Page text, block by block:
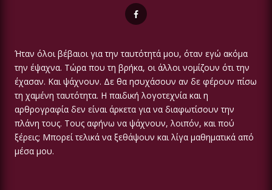
Ήταν όλοι βέβαιοι για την ταυτότητά μου, όταν εγώ ακόμα
την έψαχνα. Τώρα που τη βρήκα, οι άλλοι νομίζουν ότι την
έχασαν. Και ψάχνουν. Δε θα ησυχάσουν αν δε φέρουν πίσω
τη χαμένη ταυτότητα. Η παιδική λογοτεχνία και η
αρθρογραφία δεν είναι άρκετα για να διαφωτίσουν την
πλάνη τους. Τους αφήνω να ψάχνουν, λοιπόν, και πού
ξέρεις; Μπορεί τελικά να ξεθάψουν και λίγα μαθηματικά από
μέσα μου.